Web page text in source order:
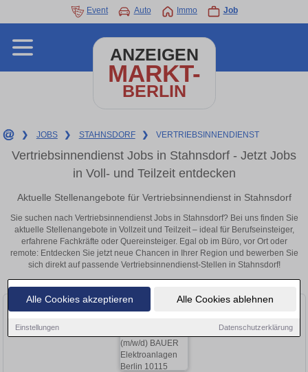
Alle Cookies akzeptieren Alle Cookies ablehnen
Einstellungen Datenschutzerklärung
Event Auto Immo Job
ANZEIGEN
MARKT-
BERLIN
❯ JOBS ❯ STAHNSDORF ❯ VERTRIEBSINNENDIENST
Vertriebsinnendienst Jobs in Stahnsdorf - Jetzt Jobs
in Voll- und Teilzeit entdecken
Aktuelle Stellenangebote für Vertriebsinnendienst in Stahnsdorf
Sie suchen nach Vertriebsinnendienst Jobs in Stahnsdorf? Bei uns finden Sie
aktuelle Stellenangebote in Vollzeit und Teilzeit – ideal für Berufseinsteiger,
erfahrene Fachkräfte oder Quereinsteiger. Egal ob im Büro, vor Ort oder
remote: Entdecken Sie jetzt neue Chancen in Ihrer Region und bewerben Sie
sich direkt auf passende Vertriebsinnendienst-Stellen in Stahnsdorf!